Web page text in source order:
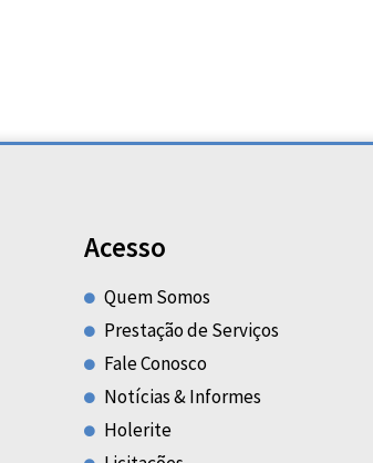
Acesso
Quem Somos
Prestação de Serviços
Fale Conosco
Notícias & Informes
Holerite